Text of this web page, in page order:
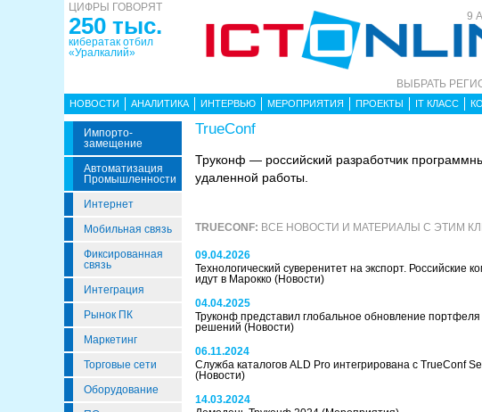
ЦИФРЫ ГОВОРЯТ
250 тыс.
кибератак отбил
«Уралкалий»
9
ВЫБРАТЬ
НОВОСТИ АНАЛИТИКА ИНТЕРВЬЮ МЕРОПРИЯТИЯ ПРОЕКТЫ IT КЛАСС
Импорто­
Замещение
Автоматизация
Промышленности
Интернет
Мобильная связь
Фиксированная
связь
Интеграция
Рынок ПК
Маркетинг
Торговые сети
Оборудование
TrueConf
Труконф — российский разработчик
удаленной работы.
TRUECONF: ВСЕ НОВОСТИ И МАТЕРИАЛЫ С ЭТИМ
09.04.2026
Технологический суверенитет на экспорт. Российские
идут в Марокко (Новости)
04.04.2025
Труконф представил глобальное обновление
решений (Новости)
06.11.2024
Служба каталогов ALD Pro интегрирована с TrueConf
(Новости)
14.03.2024